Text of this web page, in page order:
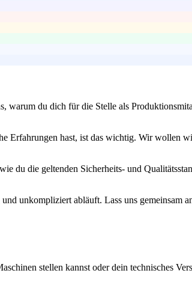
du dich für die Stelle als
Erfahrungen hast, ist das wichtig. Wir wollen
du die geltenden Sicherheits- und
unkompliziert abläuft. Lass uns gemeinsam
stellen kannst oder dein technisches